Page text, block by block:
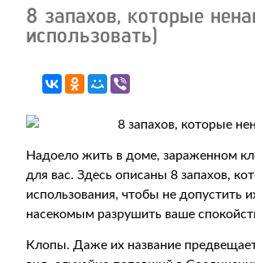
8 запахов, которые
использовать)
Надоело жить в доме, зараженном
для вас. Здесь описаны 8 запахов,
использования, чтобы не допустить
насекомым разрушить ваше
Клопы. Даже их название